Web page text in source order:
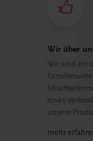
Wir über
Wir sind ein
eines
unsere
mehr